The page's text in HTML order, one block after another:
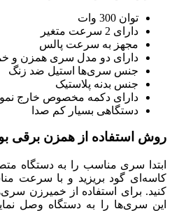
توان 300 وات
دارای 2 سرعت متغیر
مجهز به سرعت پالس
دارای دو مدل سری همزن و
جنس سری‌ها استیل ضد زنگ
جنس بدنه پلاستیک
دارای دکمه مخصوص خارج
دستگاهی بسیار کم صدا
روش استفاده از همزن برقی
ابتدا سری مناسب را به دستگاه
کاسه‌ای گود بریزید و با سرعت
کنید. برای استفاده از خمیرزن
این سری‌ها را به دستگاه وصل